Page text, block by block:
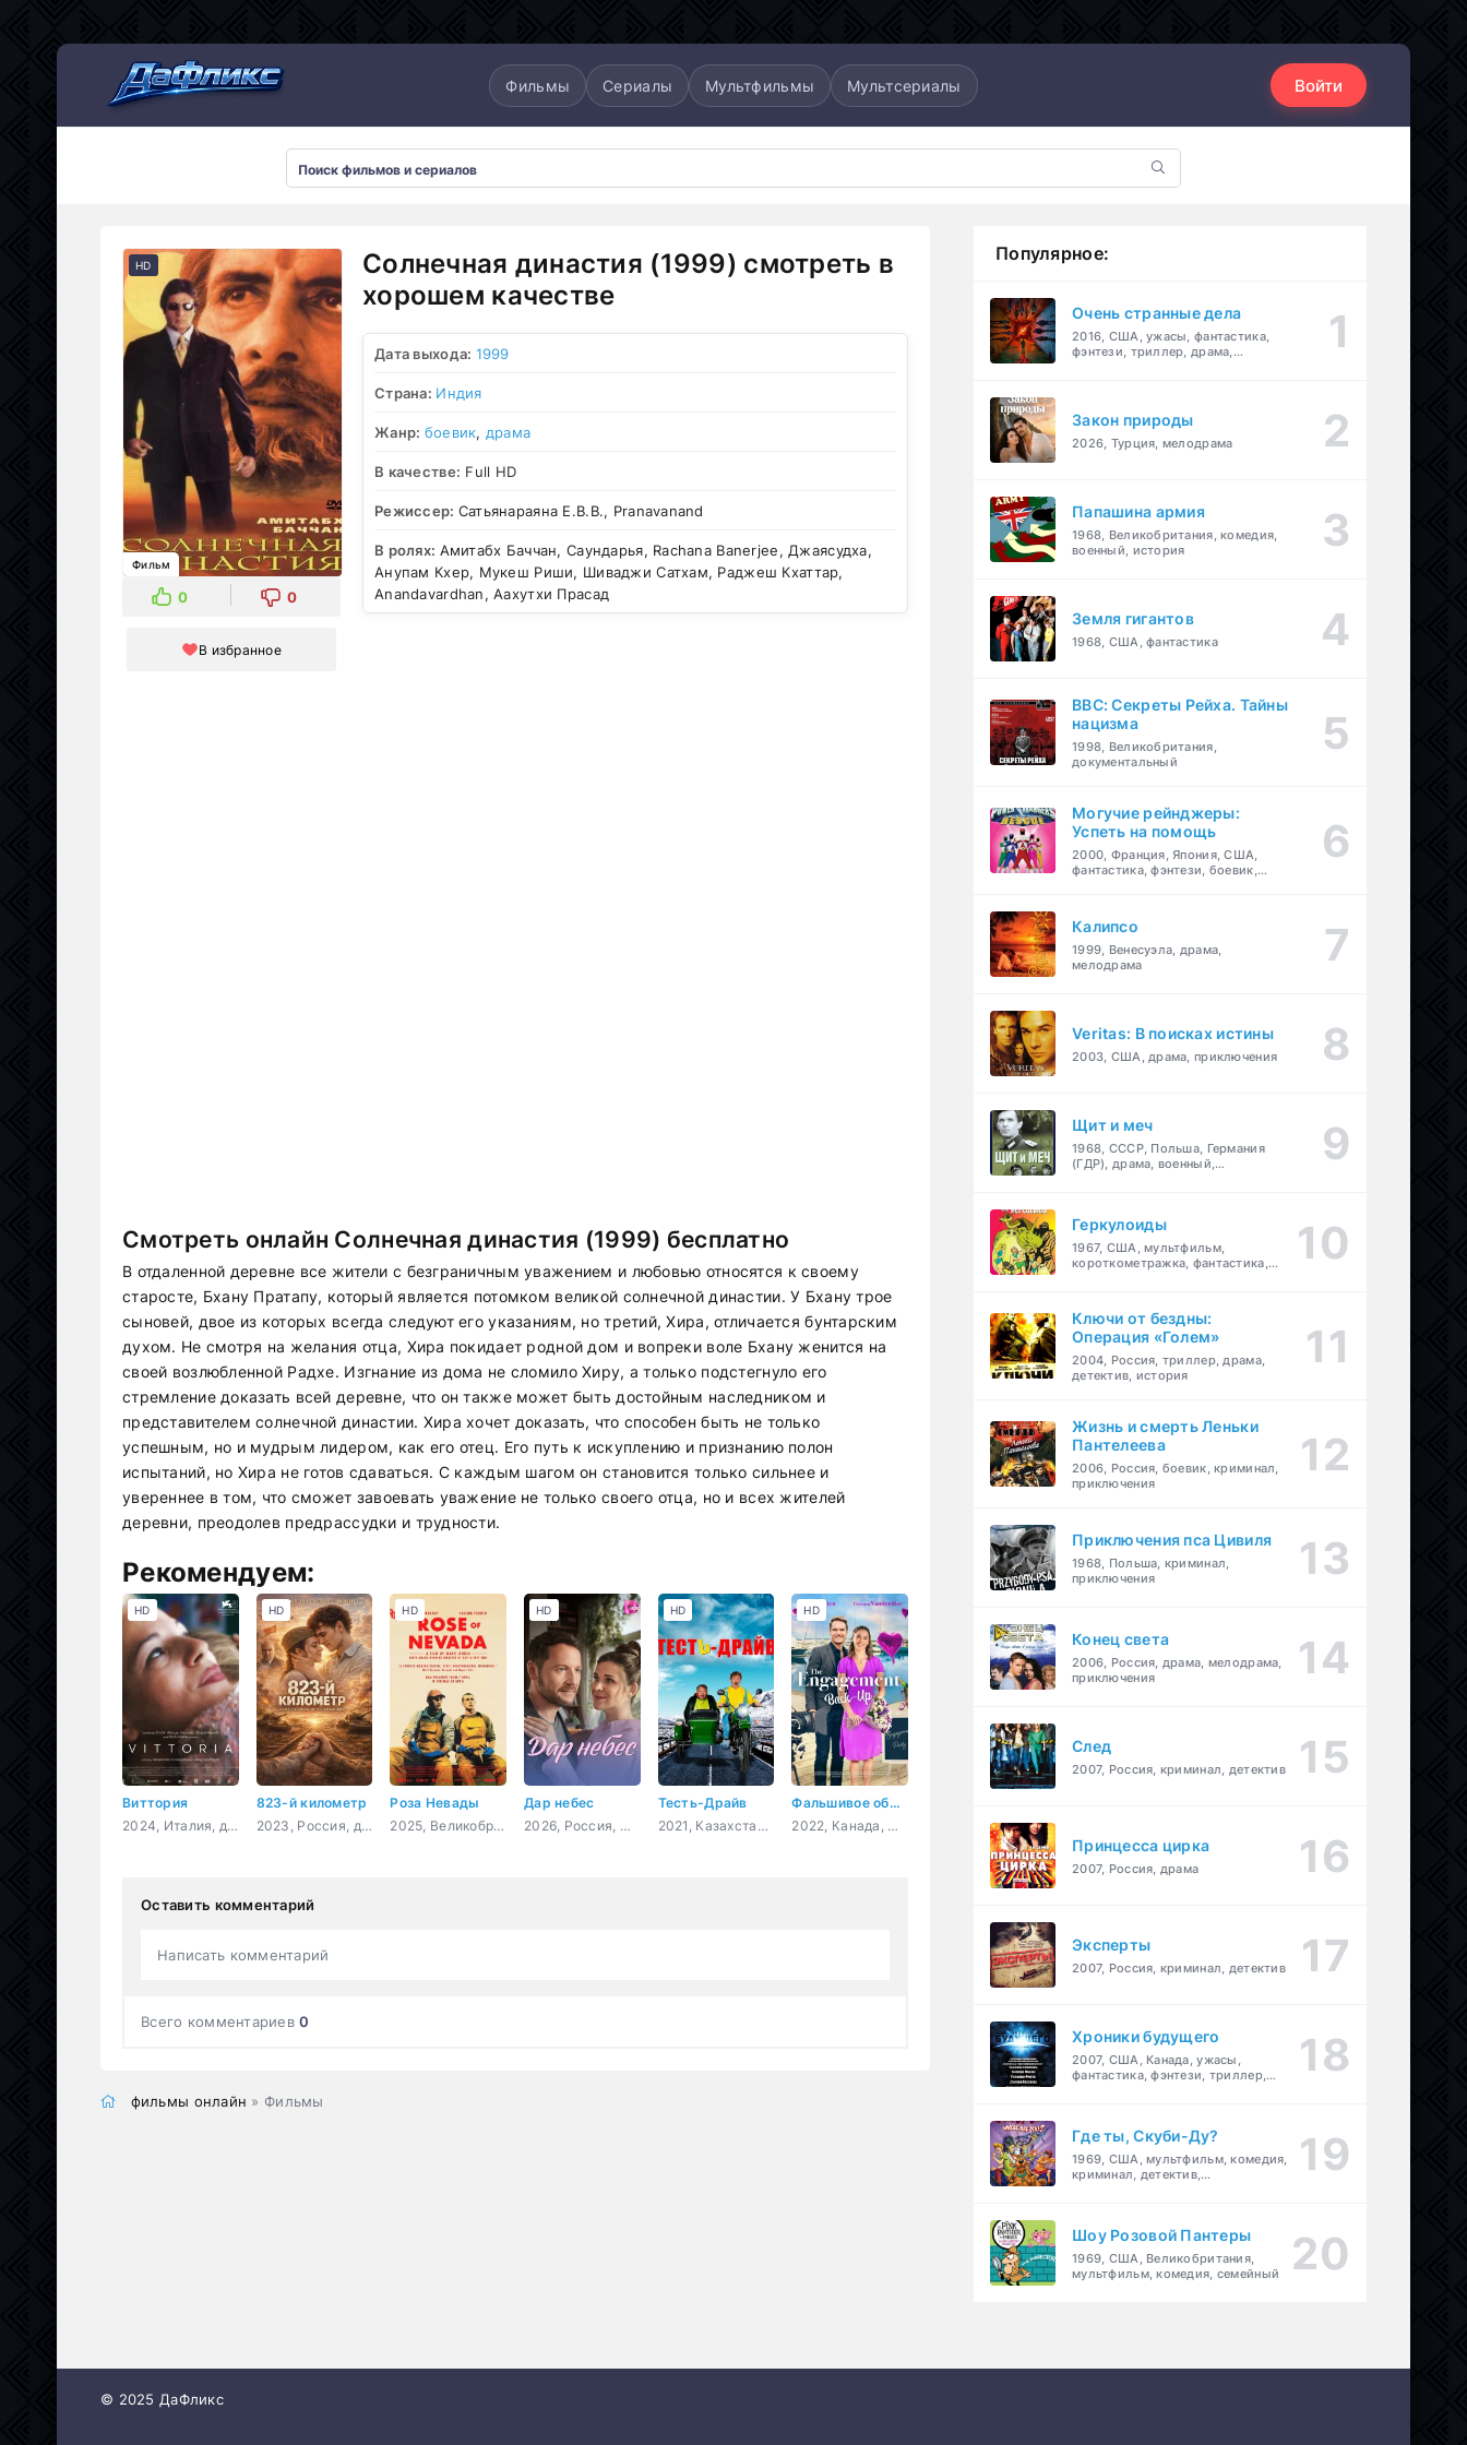
Фильмы Сериалы Мультфильмы Мультсериалы Войти
HD
Фильм
0 0
В избранное
Солнечная династия (1999) смотреть в
хорошем качестве
Дата выхода: 1999
Страна: Индия
Жанр: боевик, драма
В качестве: Full HD
Режиссер: Сатьянараяна Е.В.В., Pranavanand
В ролях: Амитабх Баччан, Саундарья, Rachana Banerjee, Джаясудха,
Анупам Кхер, Мукеш Риши, Шиваджи Сатхам, Раджеш Кхаттар,
Anandavardhan, Аахутхи Прасад
Смотреть онлайн Солнечная династия (1999) бесплатно
В отдаленной деревне все жители с безграничным уважением и любовью относятся к своему
старосте, Бхану Пратапу, который является потомком великой солнечной династии. У Бхану трое
сыновей, двое из которых всегда следуют его указаниям, но третий, Хира, отличается бунтарским
духом. Не смотря на желания отца, Хира покидает родной дом и вопреки воле Бхану женится на
своей возлюбленной Радхе. Изгнание из дома не сломило Хиру, а только подстегнуло его
стремление доказать всей деревне, что он также может быть достойным наследником и
представителем солнечной династии. Хира хочет доказать, что способен быть не только
успешным, но и мудрым лидером, как его отец. Его путь к искуплению и признанию полон
испытаний, но Хира не готов сдаваться. С каждым шагом он становится только сильнее и
увереннее в том, что сможет завоевать уважение не только своего отца, но и всех жителей
деревни, преодолев предрассудки и трудности.
Рекомендуем:
Виттория
2024, Италия, драма
HD
823-й километр
2023, Россия, драма, военный, история
HD
Роза Невады
2025, Великобритания, фантастика, драма
HD
Дар небес
2026, Россия, мелодрама
HD
Тесть-Драйв
2021, Казахстан, комедия
HD
Фальшивое обручение
2022, Канада, мелодрама, комедия
HD
Оставить комментарий
Написать комментарий
Всего комментариев0
фильмы онлайн » Фильмы
Популярное:
Очень странные дела
2016, США, ужасы, фантастика,
фэнтези, триллер, драма,
Закон природы
2026, Турция, мелодрама
Папашина армия
1968, Великобритания, комедия,
военный, история
Земля гигантов
1968, США, фантастика
BBC: Секреты Рейха. Тайны
нацизма
1998, Великобритания,
документальный
Могучие рейнджеры:
Успеть на помощь
2000, Франция, Япония, США,
фантастика, фэнтези, боевик,
Калипсо
1999, Венесуэла, драма,
мелодрама
Veritas: В поисках истины
2003, США, драма, приключения
Щит и меч
1968, СССР, Польша, Германия
(ГДР), драма, военный,
Геркулоиды
1967, США, мультфильм,
короткометражка, фантастика,
Ключи от бездны:
Операция «Голем»
2004, Россия, триллер, драма,
детектив, история
Жизнь и смерть Леньки
Пантелеева
2006, Россия, боевик, криминал,
приключения
Приключения пса Цивиля
1968, Польша, криминал,
приключения
Конец света
2006, Россия, драма, мелодрама,
приключения
След
2007, Россия, криминал, детектив
Принцесса цирка
2007, Россия, драма
Эксперты
2007, Россия, криминал, детектив
Хроники будущего
2007, США, Канада, ужасы,
фантастика, фэнтези, триллер,
Где ты, Скуби-Ду?
1969, США, мультфильм, комедия,
криминал, детектив,
Шоу Розовой Пантеры
1969, США, Великобритания,
мультфильм, комедия, семейный
© 2025 ДаФликс
Мультсериалы